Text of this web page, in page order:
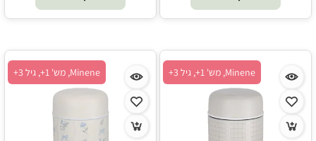
Minene, מש' 1+, גיל 3+ Minene, מש' 1+, גיל 3+